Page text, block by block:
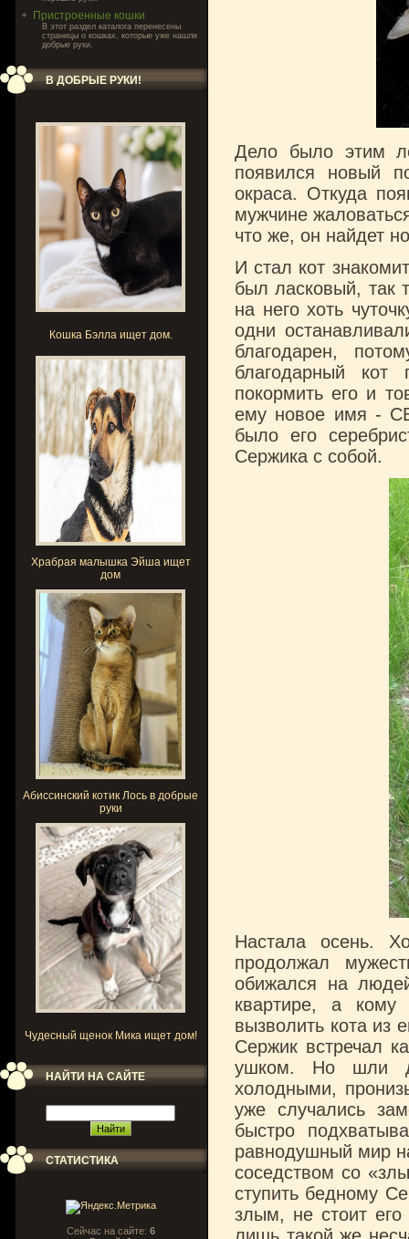
Пристроенные кошки
В этот раздел каталога перенесены
страницы о кошках, которые уже нашли
добрые руки.
В ДОБРЫЕ РУКИ!
Кошка Бэлла ищет дом.
Храбрая малышка Эйша ищет
дом
Абиссинский котик Лось в добрые
руки
Чудесный щенок Мика ищет дом!
НАЙТИ НА САЙТЕ
СТАТИСТИКА
Сейчас на сайте: 6
Дело было этим
появился новый
окраса. Откуда
мужчине
что же, он найдет
И стал кот
был ласковый, так
на него хоть
одни
благодарен,
благодарный кот
покормить его и
ему новое имя -
было его
Сержика с собой.
Настала осень.
продолжал
обижался на
квартире, а кому
вызволить кота из
Сержик встречал
ушком. Но шли
холодными,
уже случались
быстро
равнодушный мир
соседством со
ступить бедному
злым, не стоит его